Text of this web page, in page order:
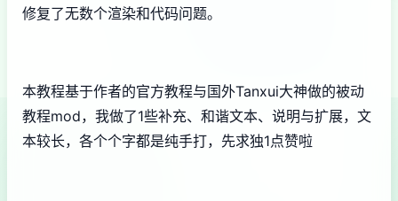
修复了无数个渲染和代码问题。
本教程基于作者的官方教程与国外Tanxui大神做的被动
教程mod，我做了1些补充、和谐文本、说明与扩展，文
本较长，各个个字都是纯手打，先求独1点赞啦